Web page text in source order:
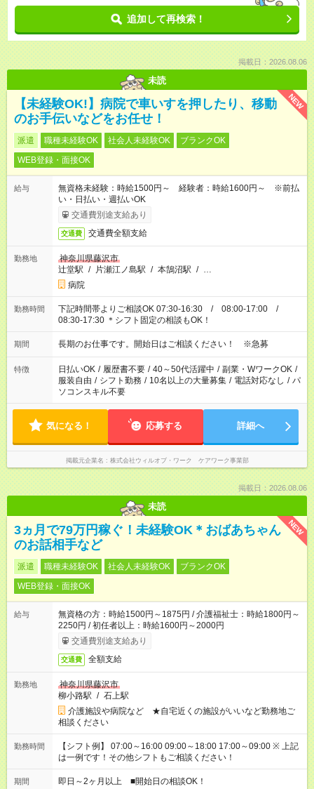
追加して再検索！
掲載日：2026.08.06
未読
NEW
【未経験OK!】病院で車いすを押したり、移動
のお手伝いなどをお任せ！
派遣 職種未経験OK 社会人未経験OK
ブランクOK
WEB登録・面接OK
給与
無資格未経験：時給1500円～ 経験者：時給1600円～ ※前払
い・日払い・週払いOK
交通費別途支給あり
交通費 交通費全額支給
勤務地
神奈川県藤沢市
辻堂駅 / 片瀬江ノ島駅 / 本鵠沼駅 / …
病院
勤務時間
下記時間帯よりご相談OK 07:30-16:30 / 08:00-17:00 /
08:30-17:30 ＊シフト固定の相談もOK！
期間 長期のお仕事です。開始日はご相談ください！ ※急募
特徴 日払いOK / 履歴書不要 / 40～50代活躍中 / 副業・WワークOK /
服装自由 / シフト勤務 / 10名以上の大量募集 / 電話対応なし / パ
ソコンスキル不要
気になる！ 応募する 詳細へ
掲載元企業名 株式会社ウィルオブ・ワーク ケアワーク事業部
掲載日：2026.08.06
未読
NEW
3ヵ月で79万円稼ぐ！未経験OK＊おばあちゃん
のお話相手など
派遣 職種未経験OK 社会人未経験OK
ブランクOK
WEB登録・面接OK
給与
無資格の方：時給1500円～1875円 / 介護福祉士：時給1800円～
2250円 / 初任者以上：時給1600円～2000円
交通費別途支給あり
交通費 全額支給
勤務地
神奈川県藤沢市
柳小路駅 / 石上駅
介護施設や病院など ★自宅近くの施設がいいなど勤務地ご
相談ください
勤務時間
【シフト例】 07:00～16:00 09:00～18:00 17:00～09:00 ※ 上記
は一例です！その他シフトもご相談ください！
期間 即日～2ヶ月以上 ■開始日の相談OK！